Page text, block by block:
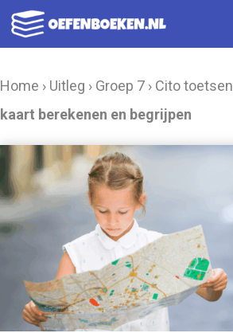
Ga
naar
Home › Uitleg › Groep 7 › Cito toetsen
kaart berekenen en begrijpen